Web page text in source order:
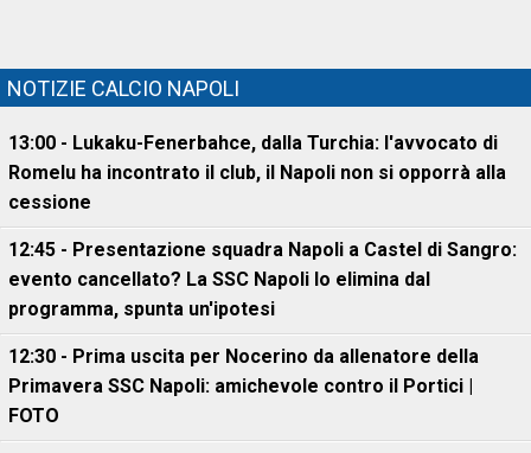
NOTIZIE CALCIO NAPOLI
13:00 - Lukaku-Fenerbahce, dalla Turchia: l'avvocato di
Romelu ha incontrato il club, il Napoli non si opporrà alla
cessione
12:45 - Presentazione squadra Napoli a Castel di Sangro:
evento cancellato? La SSC Napoli lo elimina dal
programma, spunta un'ipotesi
12:30 - Prima uscita per Nocerino da allenatore della
Primavera SSC Napoli: amichevole contro il Portici |
FOTO